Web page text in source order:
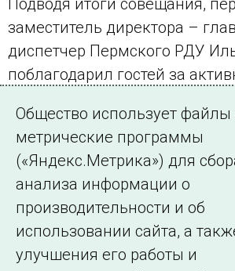
заместитель директора –
диспетчер Пермского РДУ
поблагодарил гостей за
безаварийной работы.
← Все публикации
Подписаться на новости
Общество использует файлы
метрические программы
(«Яндекс.Метрика») для
анализа информации о
производительности и об
использовании сайта, а
улучшения его работы и